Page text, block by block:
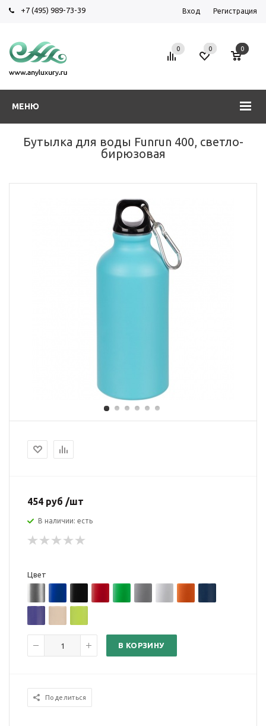
+7 (495) 989-73-39 Вход Регистрация
МЕНЮ
0 0 0
Бутылка для воды Funrun 400, светло-
бирюзовая
454 руб /шт
В наличии: есть
Цвет
В КОРЗИНУ
Поделиться